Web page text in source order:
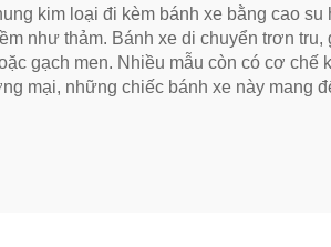
kim loại đi kèm bánh xe bằng cao
như thảm. Bánh xe di chuyển trơn
gạch men. Nhiều mẫu còn có cơ
mại, những chiếc bánh xe này